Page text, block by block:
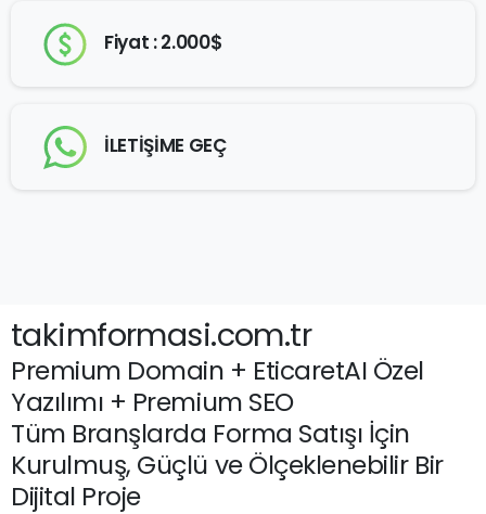
Fiyat : 2.000$
İLETİŞİME GEÇ
takimformasi.com.tr
Premium Domain + EticaretAI Özel
Yazılımı + Premium SEO
Tüm Branşlarda Forma Satışı İçin
Kurulmuş, Güçlü ve Ölçeklenebilir Bir
Dijital Proje